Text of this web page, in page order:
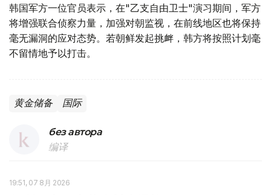
韩国军方一位官员表示，在"乙支自由卫士"演习期间，军方
将增强联合侦察力量，加强对朝监视，在前线地区也将保持
毫无漏洞的应对态势。若朝鲜发起挑衅，韩方将按照计划毫
不留情地予以打击。
黄金储备 国际
без автора
编译
19:51, 07 8月 2026